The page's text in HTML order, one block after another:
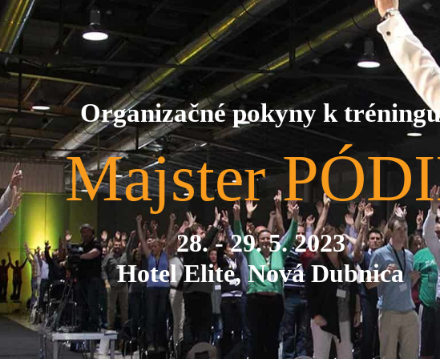
Organizačné pokyny k tréningu
Majster
28. - 29. 5. 2023
Hotel Elite, Nová Dubnica